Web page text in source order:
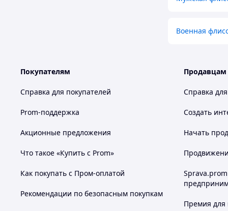
Военная
Покупателям
Справка для покупателей
Prom-поддержка
Акционные предложения
Что такое «Купить с Prom»
Как покупать с Пром-оплатой
Рекомендации по безопасным покупкам
Продавцам
Справка
Создать
Начать
Премия для